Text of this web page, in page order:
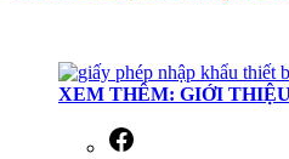
XEM THÊM: GIỚI